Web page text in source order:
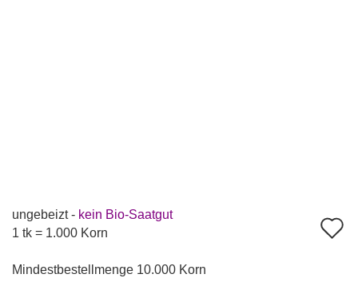
ungebeizt - kein Bio-Saatgut
1 tk = 1.000 Korn
Mindestbestellmenge 10.000 Korn